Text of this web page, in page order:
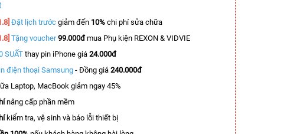
Đặt lịch trước giảm đến 10% chi phí sửa chữa
Tặng voucher 99.000đmua Phụ kiện REXON & VIDVIE
SUẤTthay pin iPhone giá 24.000đ
điện thoại Samsung- Đồng giá 240.000đ
Laptop, MacBook giảm ngay 45%
nâng cấp phần mềm
kiểm tra, vệ sinh và báo lỗi thiết bị